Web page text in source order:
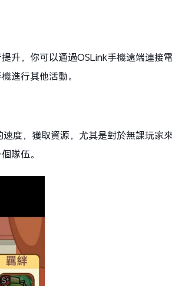
升，你可以通過OSLink手機遠端連接
進行其他活動。
度，獲取資源，尤其是對於無課玩家
隊伍。